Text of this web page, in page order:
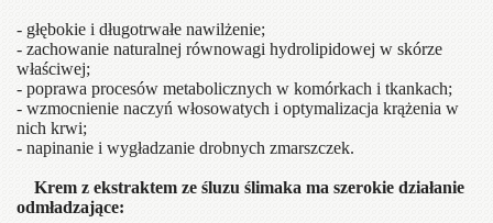
- głębokie i długotrwałe nawilżenie;
- zachowanie naturalnej równowagi hydrolipidowej w skórze
właściwej;
- poprawa procesów metabolicznych w komórkach i tkankach;
- wzmocnienie naczyń włosowatych i optymalizacja krążenia w
nich krwi;
- napinanie i wygładzanie drobnych zmarszczek.
Krem z ekstraktem ze śluzu ślimaka ma szerokie działanie
odmładzające: